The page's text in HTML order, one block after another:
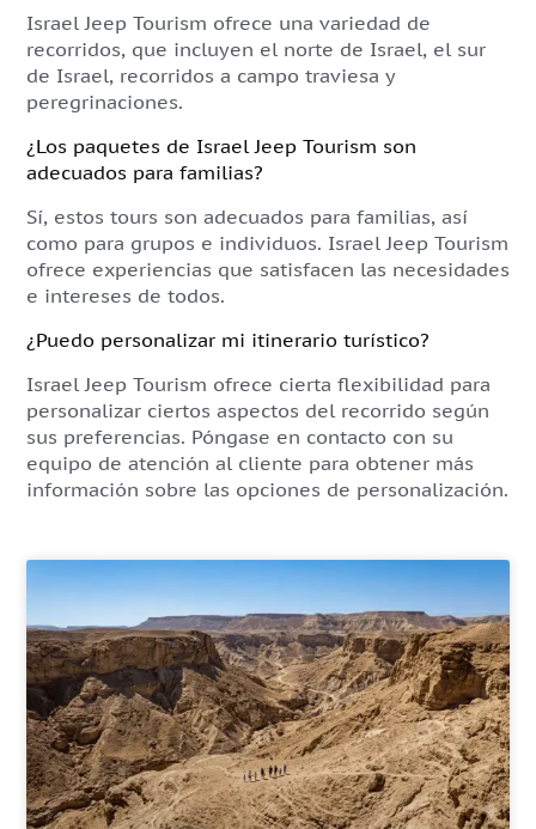
Israel Jeep Tourism ofrece una variedad de
recorridos, que incluyen el norte de Israel, el sur
de Israel, recorridos a campo traviesa y
peregrinaciones.
¿Los paquetes de Israel Jeep Tourism son
adecuados para familias?
Sí, estos tours son adecuados para familias, así
como para grupos e individuos. Israel Jeep Tourism
ofrece experiencias que satisfacen las necesidades
e intereses de todos.
¿Puedo personalizar mi itinerario turístico?
Israel Jeep Tourism ofrece cierta flexibilidad para
personalizar ciertos aspectos del recorrido según
sus preferencias. Póngase en contacto con su
equipo de atención al cliente para obtener más
información sobre las opciones de personalización.